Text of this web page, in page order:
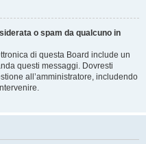
o spam da qualcuno in
di questa Board include un
questi messaggi. Dovresti
all’amministratore, includendo